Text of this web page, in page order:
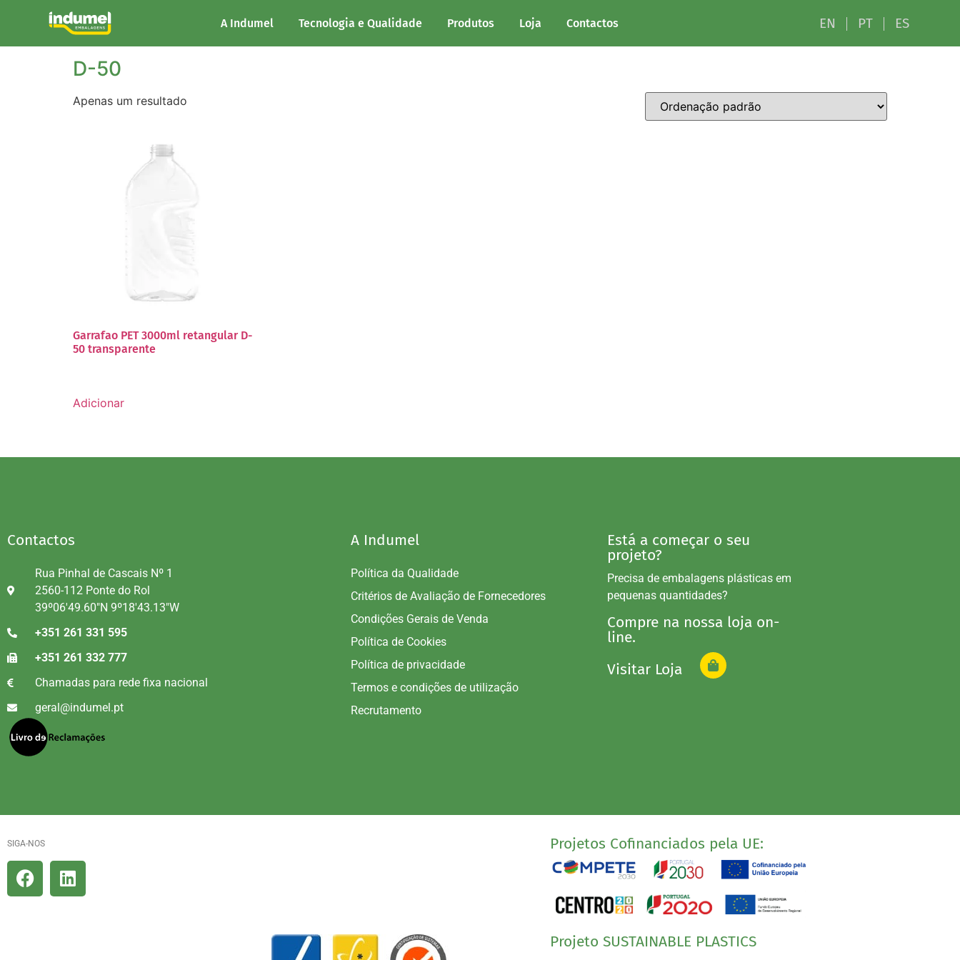
A Indumel Tecnologia e Qualidade Produtos Loja Contactos EN PT ES
/ Marisa do produto / D-50
D-50
Apenas um resultado
Garrafao PET 3000ml retangular D-
50 transparente
Adicionar
Contactos
Rua Pinhal de Cascais Nº 1
2560-112 Ponte do Rol
39º06'49.60"N 9º18'43.13"W
+351 261 331 595
+351 261 332 777
Chamadas para rede fixa nacional
geral@indumel.pt
A Indumel
Política da Qualidade
Critérios de Avaliação de Fornecedores
Condições Gerais de Venda
Política de Cookies
Política de privacidade
Termos e condições de utilização
Recrutamento
Está a começar o seu
projeto?
Precisa de embalagens plásticas em
pequenas quantidades?
Compre na nossa loja on-
line.
Visitar Loja
SIGA-NOS Projetos Cofinanciados pela UE:
Projeto SUSTAINABLE PLASTICS